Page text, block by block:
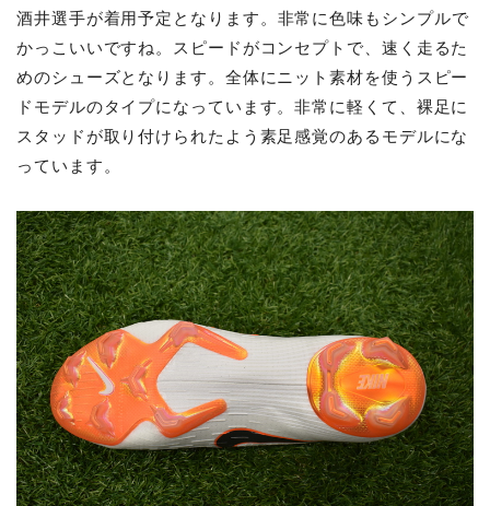
酒井選手が着用予定となります。 非常に色味もシンプルで
かっこいいですね。スピードがコンセプトで、速く走るた
めのシューズとなります。全体にニット素材を使うスピー
ドモデルのタイプになっています。非常に軽くて、裸足に
スタッドが取り付けられたよう素足感覚のあるモデルにな
っています。